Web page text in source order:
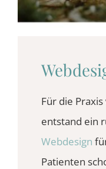
Für die
entstand ein
Webdesign
Patienten